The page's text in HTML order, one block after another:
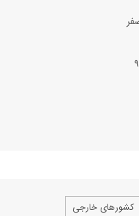
کشورهای خارجی